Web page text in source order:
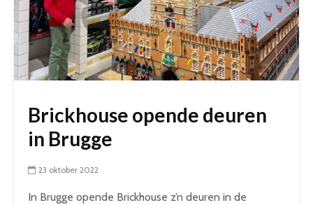
Brickhouse opende deuren
in Brugge
23 oktober 2022
In Brugge opende Brickhouse z’n deuren in de